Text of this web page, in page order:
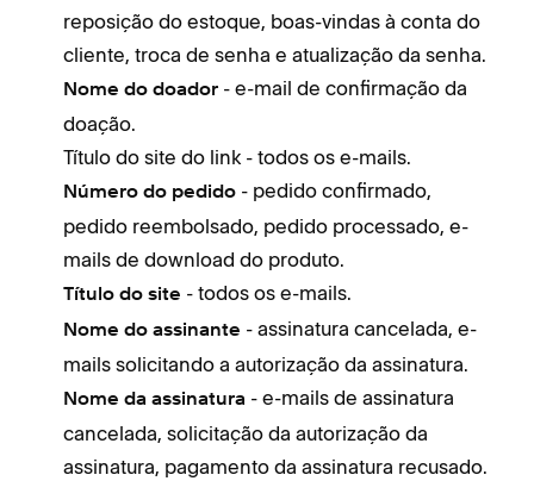
reposição do estoque, boas-vindas à conta do
cliente, troca de senha e atualização da senha.
Nome do doador - e-mail de confirmação da
doação.
Título do site do link - todos os e-mails.
Número do pedido - pedido confirmado,
pedido reembolsado, pedido processado, e-
mails de download do produto.
Título do site - todos os e-mails.
Nome do assinante - assinatura cancelada, e-
mails solicitando a autorização da assinatura.
Nome da assinatura - e-mails de assinatura
cancelada, solicitação da autorização da
assinatura, pagamento da assinatura recusado.